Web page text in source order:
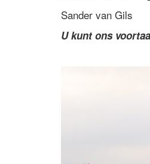
Sander van Gils
U kunt ons